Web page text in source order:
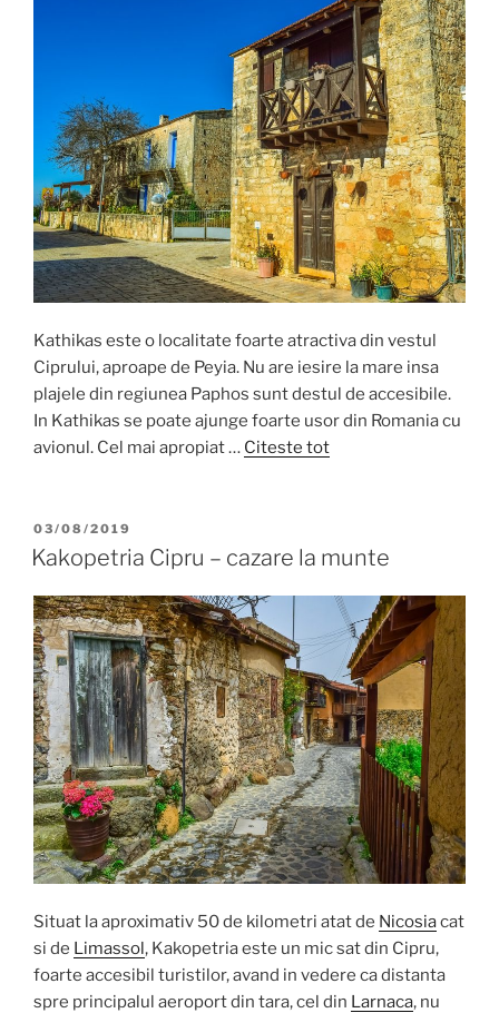
Kathikas este o localitate foarte atractiva din vestul
Ciprului, aproape de Peyia. Nu are iesire la mare insa
plajele din regiunea Paphos sunt destul de accesibile.
In Kathikas se poate ajunge foarte usor din Romania cu
avionul. Cel mai apropiat … Citeste tot
POSTED
ON
03/08/2019
Kakopetria Cipru – cazare la munte
Situat la aproximativ 50 de kilometri atat de Nicosiacat
si de Limassol, Kakopetria este un mic sat din Cipru,
foarte accesibil turistilor, avand in vedere ca distanta
spre principalul aeroport din tara, cel din Larnaca, nu